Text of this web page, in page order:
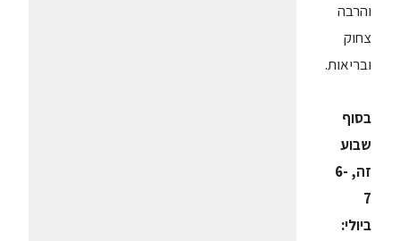
והרבה
צחוק
ובריאות.
בסוף
שבוע
זה, 6-
7
ביולי: